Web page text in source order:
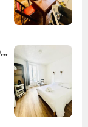
APPARTHOTEL BEAUREGARD 12 CŒUR DE NANTES WIFI